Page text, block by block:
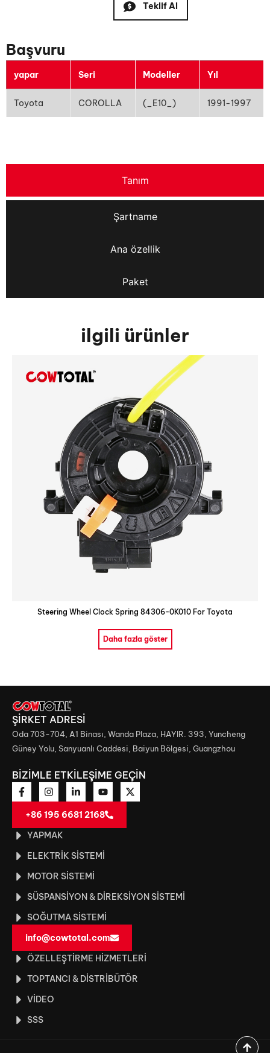
Teklif Al
Başvuru
yapar Seri Modeller Yıl
Toyota COROLLA (_E10_) 1991-1997
Tanım
Şartname
Ana özellik
Paket
ilgili ürünler
Steering Wheel Clock Spring 84306-0K010 For Toyota
Daha fazla göster
ŞİRKET ADRESİ
Oda 703-704, A1 Binası, Wanda Plaza, HAYIR. 393, Yuncheng
Güney Yolu, Sanyuanlı Caddesi, Baiyun Bölgesi, Guangzhou
BİZİMLE ETKİLEŞİME GEÇİN
+86 195 6681 2168
YAPMAK
ELEKTRIK SISTEMI
MOTOR SISTEMI
SÜSPANSIYON & DIREKSIYON SISTEMI
SOĞUTMA SISTEMI
info@cowtotal.com
ÖZELLEŞTIRME HIZMETLERI
TOPTANCI & DISTRIBÜTÖR
VIDEO
SSS